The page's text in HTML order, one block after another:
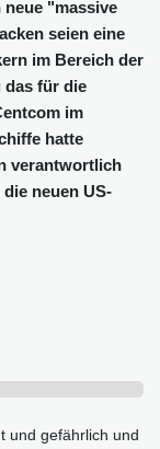
neue "massive
seien eine
im Bereich der
das für die
im
hatte
verantwortlich
neuen US-
und gefährlich und